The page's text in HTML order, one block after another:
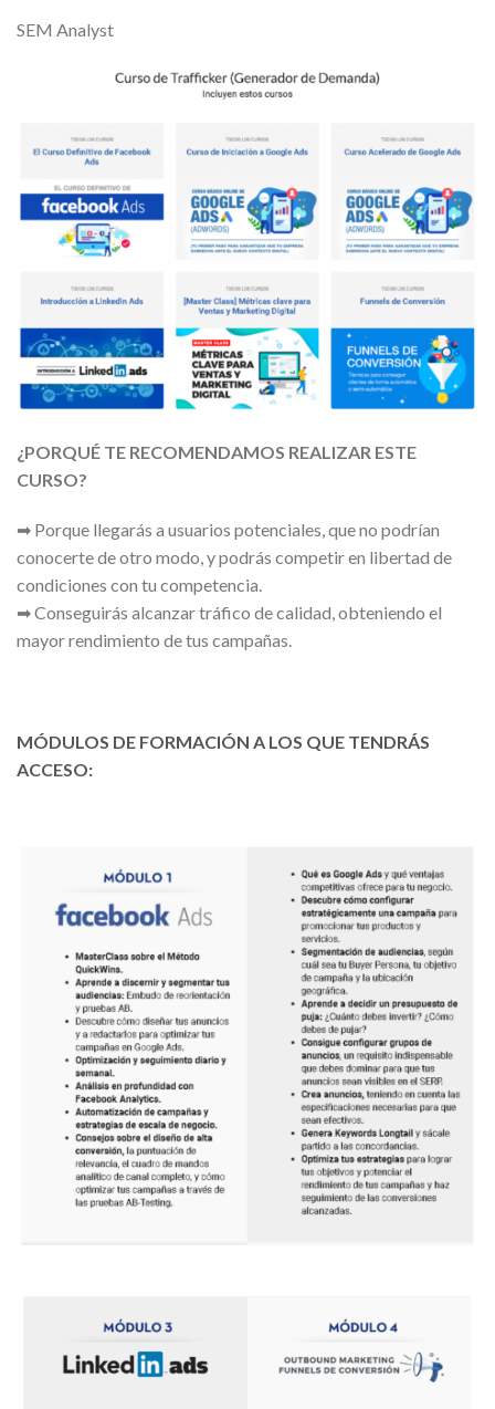
SEM Analyst
¿PORQUÉ TE RECOMENDAMOS REALIZAR ESTE
CURSO?
➡ Porque llegarás a usuarios potenciales, que no podrían
conocerte de otro modo, y podrás competir en libertad de
condiciones con tu competencia.
➡ Conseguirás alcanzar tráfico de calidad, obteniendo el
mayor rendimiento de tus campañas.
MÓDULOS DE FORMACIÓN A LOS QUE TENDRÁS
ACCESO: